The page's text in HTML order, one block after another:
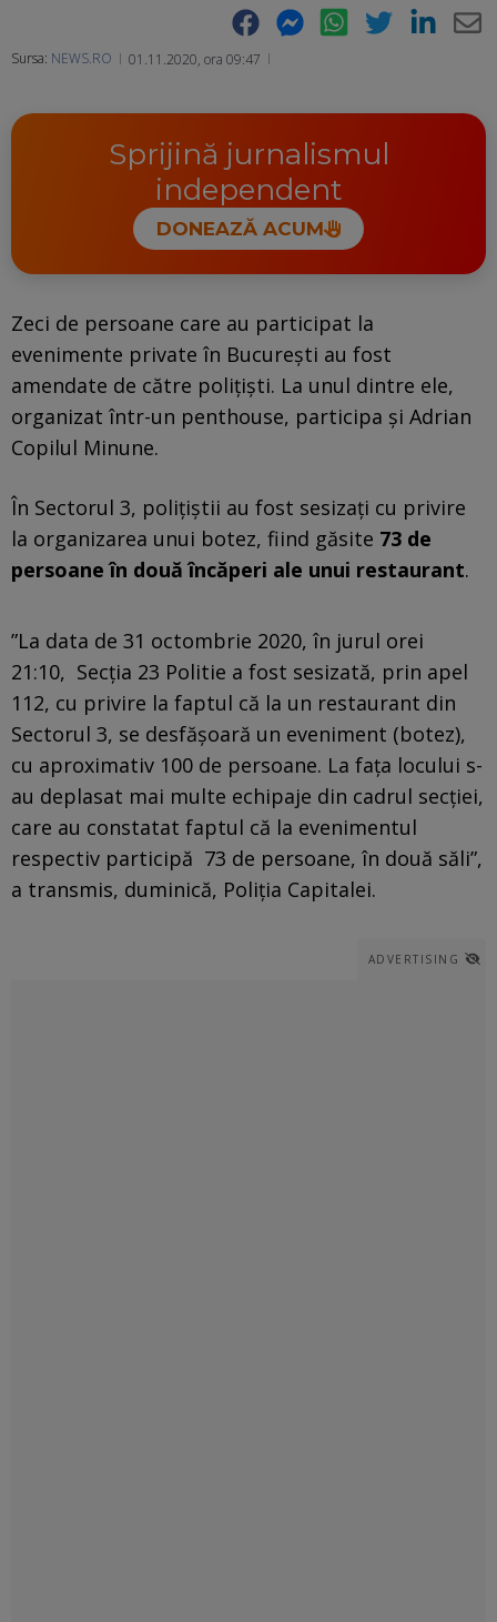
Facebook Messenger WhatsApp Twitter LinkedIn
Sursa: NEWS.RO 01.11.2020, ora 09:47
Sprijină jurnalismul
independent
DONEAZĂ ACUM
Zeci de persoane care au participat la
evenimente private în Bucureşti au fost
amendate de către poliţişti. La unul dintre ele,
organizat într-un penthouse, participa și Adrian
Copilul Minune.
În Sectorul 3, poliţiştii au fost sesizaţi cu privire
la organizarea unui botez, fiind găsite 73 de
persoane în două încăperi ale unui restaurant.
”La data de 31 octombrie 2020, în jurul orei
21:10, Secţia 23 Politie a fost sesizată, prin apel
112, cu privire la faptul că la un restaurant din
Sectorul 3, se desfăşoară un eveniment (botez),
cu aproximativ 100 de persoane. La faţa locului s-
au deplasat mai multe echipaje din cadrul secţiei,
care au constatat faptul că la evenimentul
respectiv participă 73 de persoane, în două săli”,
a transmis, duminică, Poliţia Capitalei.
ADVERTISING